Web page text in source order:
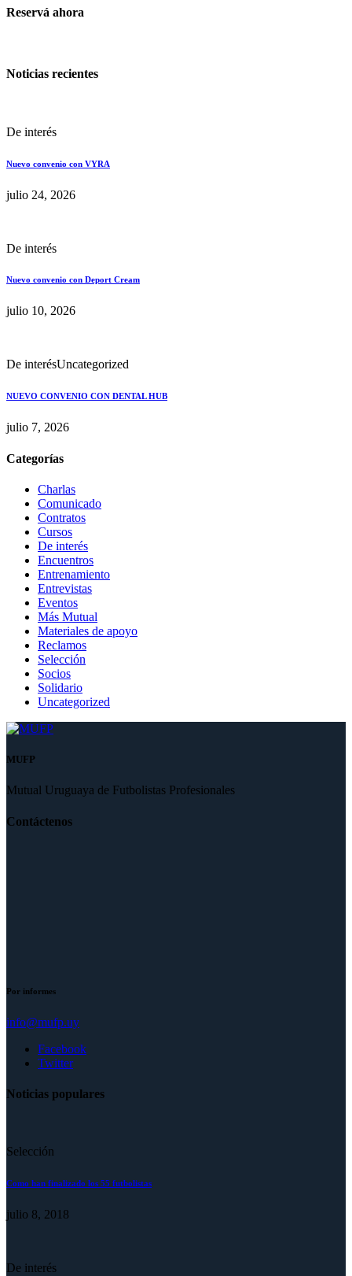
Reservá ahora
Noticias recientes
De interés
Nuevo convenio con VYRA
julio 24, 2026
De interés
Nuevo convenio con Deport Cream
julio 10, 2026
De interésUncategorized
NUEVO CONVENIO CON DENTAL HUB
julio 7, 2026
Categorías
Charlas
Comunicado
Contratos
Cursos
De interés
Encuentros
Entrenamiento
Entrevistas
Eventos
Más Mutual
Materiales de apoyo
Reclamos
Selección
Socios
Solidario
Uncategorized
MUFP
Mutual Uruguaya de Futbolistas Profesionales
Contáctenos
Por informes
info@mufp.uy
Facebook
Twitter
Noticias populares
Selección
Como han finalizado los 55 futbolistas
julio 8, 2018
De interés